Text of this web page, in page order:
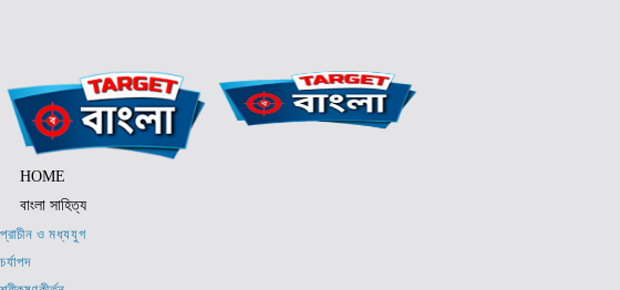
HOME
বাংলা সাহিত্য
প্রাচীন ও মধ্যযুগ
চর্যাপদ